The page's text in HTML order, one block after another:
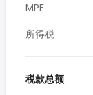
MPF
所得税
税款总额